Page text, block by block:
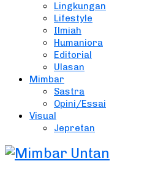
Lingkungan
Lifestyle
Ilmiah
Humaniora
Editorial
Ulasan
Mimbar
Sastra
Opini/Essai
Visual
Jepretan